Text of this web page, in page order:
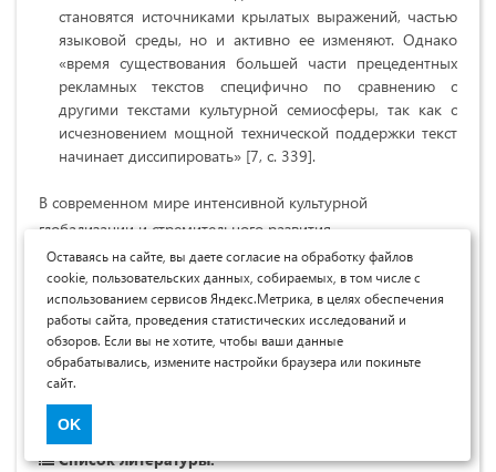
становятся источниками крылатых выражений, частью
языковой среды, но и активно ее изменяют. Однако
«время существования большей части прецедентных
рекламных текстов специфично по сравнению с
другими текстами культурной семиосферы, так как с
исчезновением мощной технической поддержки текст
начинает диссипировать» [7, с. 339].
В современном мире интенсивной культурной
глобализации и стремительного развития
информационных технологий реклама, как одно из
средств маркетинговой коммуникации и манипуляции
сознанием личности, оказывает все большее влияние на
умственно-речевую деятельность адресантов и адресатов,
в результате чего и возникают новые ассоциативно-
коннотативные связи в языке и мышлении общества.
Список литературы:
Оставаясь на сайте, вы даете согласие на обработку файлов
cookie, пользовательских данных, собираемых, в том числе с
использованием сервисов Яндекс.Метрика, в целях обеспечения
работы сайта, проведения статистических исследований и
обзоров. Если вы не хотите, чтобы ваши данные
обрабатывались, измените настройки браузера или покиньте
сайт.
OK